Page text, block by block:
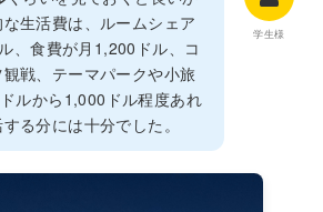
学生様
生活費は、ルームシェア
、食費が月1,200ドル、コ
戦、テーマパークや小旅
ルから1,000ドル程度あれ
る分には十分でした。